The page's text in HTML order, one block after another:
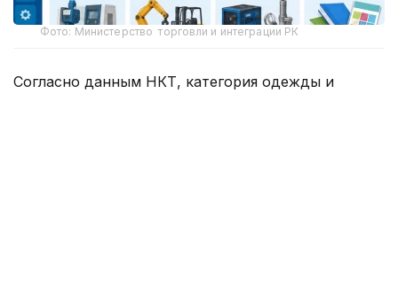
Фото: Министерство торговли и интеграции РК
Согласно данным НКТ, категория одежды и